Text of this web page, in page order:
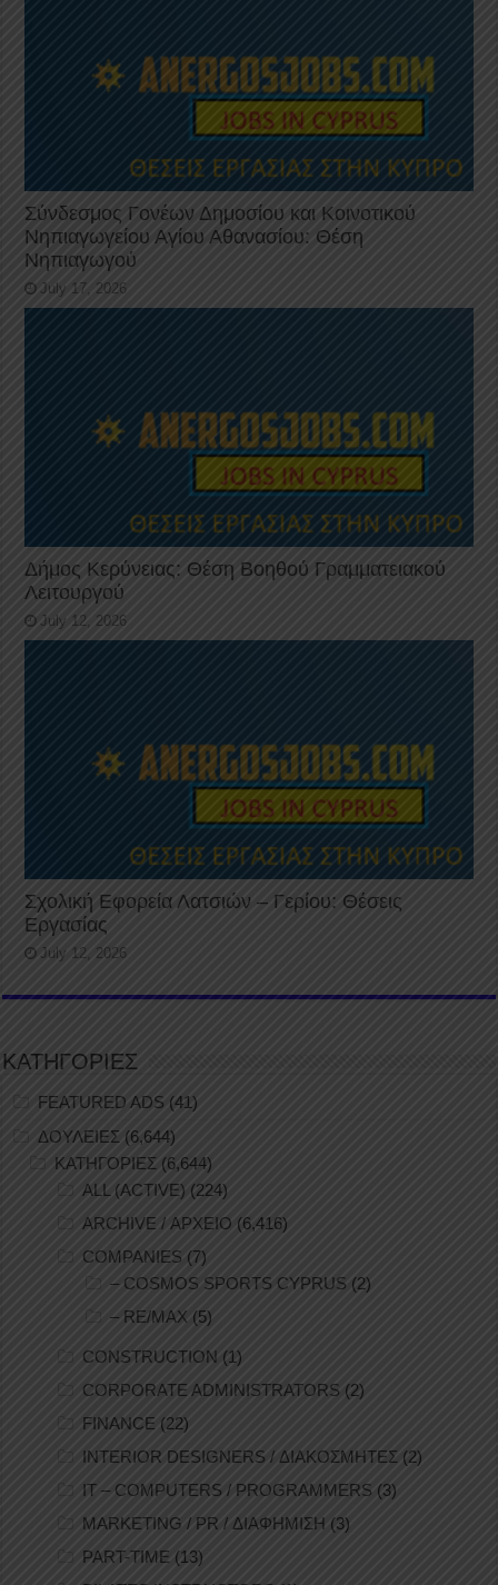
Σύνδεσμος Γονέων Δημοσίου και Κοινοτικού
Νηπιαγωγείου Αγίου Αθανασίου: Θέση
Νηπιαγωγού
July 17, 2026
Δήμος Κερύνειας: Θέση Βοηθού Γραμματειακού
Λειτουργού
July 12, 2026
Σχολική Εφορεία Λατσιών – Γερίου: Θέσεις
Εργασίας
July 12, 2026
ΚΑΤΗΓΟΡΙΕΣ
FEATURED ADS (41)
ΔΟΥΛΕΙΕΣ (6,644)
ΚΑΤΗΓΟΡΙΕΣ (6,644)
ALL (ACTIVE) (224)
ARCHIVE / ΑΡΧΕΙΟ (6,416)
COMPANIES (7)
– COSMOS SPORTS CYPRUS (2)
– RE/MAX (5)
CONSTRUCTION (1)
CORPORATE ADMINISTRATORS (2)
FINANCE (22)
INTERIOR DESIGNERS / ΔΙΑΚΟΣΜΗΤΕΣ (2)
IT – COMPUTERS / PROGRAMMERS (3)
MARKETING / PR / ΔΙΑΦΗΜΙΣΗ (3)
PART-TIME (13)